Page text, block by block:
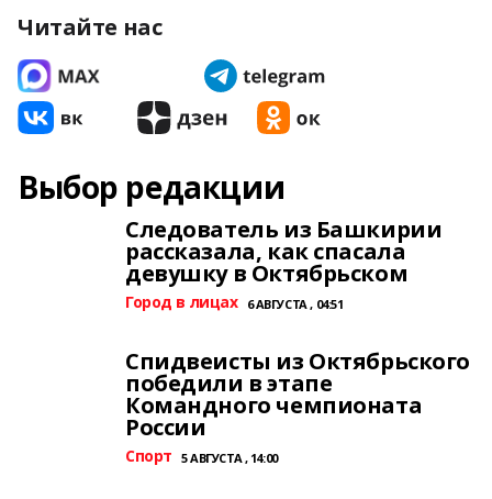
Читайте нас
Выбор редакции
Следователь из Башкирии
рассказала, как спасала
девушку в Октябрьском
Город в лицах 6 АВГУСТА , 04:51
Спидвеисты из Октябрьского
победили в этапе
Командного чемпионата
России
Спорт 5 АВГУСТА , 14:00